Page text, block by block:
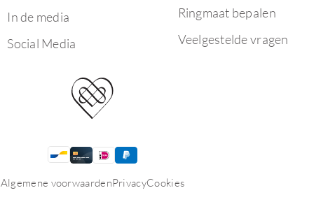
In de media
Social Media
Ringmaat bepalen
Veelgestelde vragen
Algemene voorwaardenPrivacyCookies